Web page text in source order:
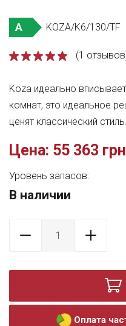
A KOZA/K6/130/TF
(1
Koza идеально
комнат, это идеальное
ценят классический стиль.
Цена: 55 363
Уровень запасов:
В наличии
Оплата